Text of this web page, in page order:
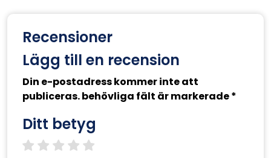
Recensioner
Lägg till en recension
Din e-postadress kommer inte att
publiceras. behövliga fält är markerade *
Ditt betyg
4 stars
3 stars
2 stars
1 star